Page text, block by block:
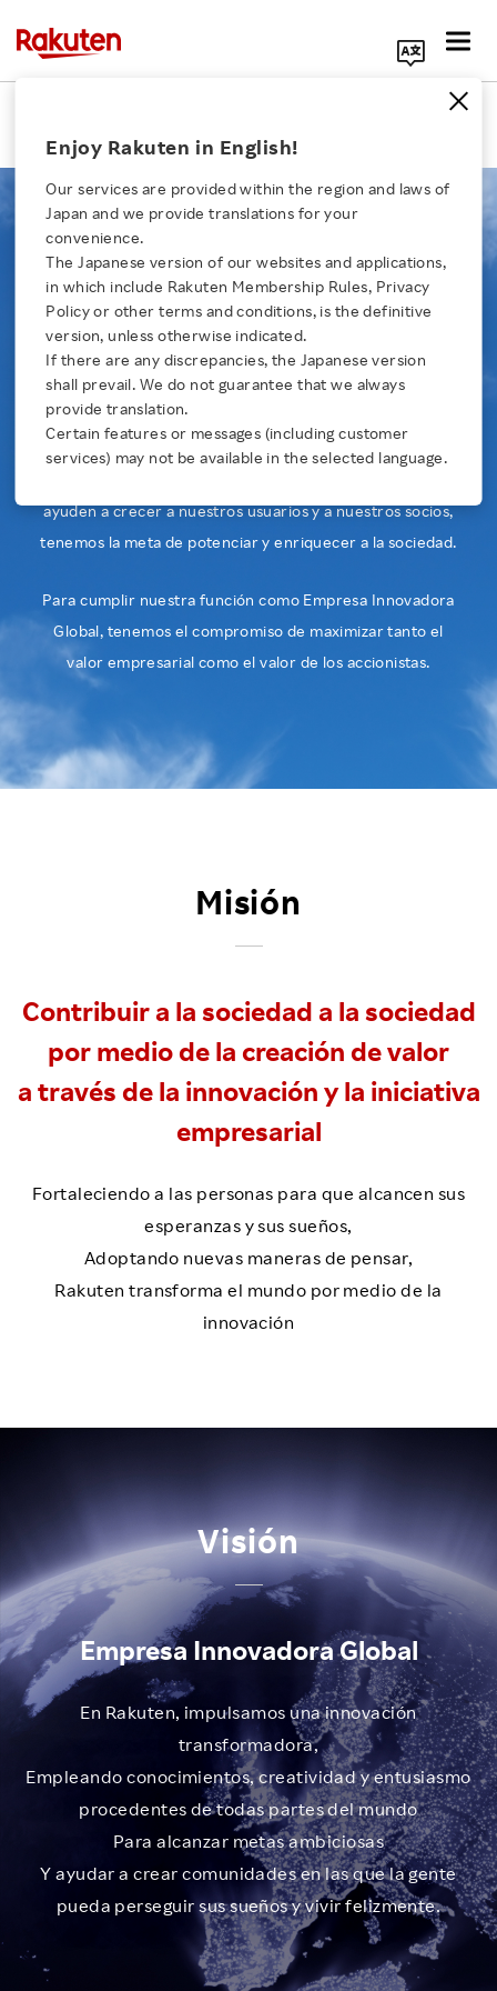
Click here for a list of Rakuten's services
About Us
Rakuten Innovation
Media Room
Investors
Sustainability
Careers
Enjoy Rakuten in English!
Our services are provided within the region and laws of
Japan and we provide translations for your
convenience.
The Japanese version of our websites and applications,
in which include Rakuten Membership Rules, Privacy
Policy or other terms and conditions, is the definitive
version, unless otherwise indicated.
If there are any discrepancies, the Japanese version
shall prevail. We do not guarantee that we always
provide translation.
Certain features or messages (including customer
services) may not be available in the selected language.
Nuestra filosofía
La misión del Grupo Rakuten es la de contribuir a la
sociedad por medio de la creación de valor a través de la
ayuden a crecer a nuestros usuarios y a nuestros socios,
tenemos la meta de potenciar y enriquecer a la sociedad.
Para cumplir nuestra función como Empresa Innovadora
Global, tenemos el compromiso de maximizar tanto el
valor empresarial como el valor de los accionistas.
Misión
Contribuir a la sociedad a la sociedad
por medio de la creación de valor
a través de la innovación y la iniciativa
empresarial
Fortaleciendo a las personas para que alcancen sus
esperanzas y sus sueños,
Adoptando nuevas maneras de pensar,
Rakuten transforma el mundo por medio de la
innovación
Visión
Empresa Innovadora Global
En Rakuten, impulsamos una innovación
transformadora,
Empleando conocimientos, creatividad y entusiasmo
procedentes de todas partes del mundo
Para alcanzar metas ambiciosas
Y ayudar a crear comunidades en las que la gente
pueda perseguir sus sueños y vivir felizmente.